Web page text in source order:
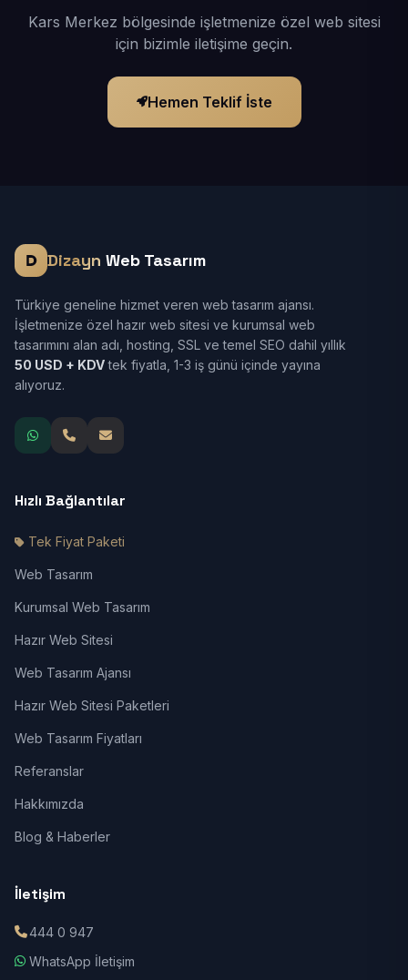
Kars Merkez bölgesinde işletmenize özel web sitesi
için bizimle iletişime geçin.
Hemen Teklif İste
Dizayn Web Tasarım
Türkiye geneline hizmet veren web tasarım ajansı.
İşletmenize özel hazır web sitesi ve kurumsal web
tasarımını alan adı, hosting, SSL ve temel SEO dahil yıllık
50 USD + KDVtek fiyatla, 1-3 iş günü içinde yayına
alıyoruz.
Hızlı Bağlantılar
Tek Fiyat Paketi
Web Tasarım
Kurumsal Web Tasarım
Hazır Web Sitesi
Web Tasarım Ajansı
Hazır Web Sitesi Paketleri
Web Tasarım Fiyatları
Referanslar
Hakkımızda
Blog & Haberler
İletişim
444 0 947
WhatsApp İletişim